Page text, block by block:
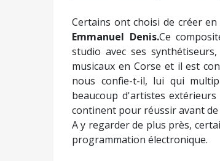
Certains ont choisi de créer
Emmanuel Denis.Ce
studio avec ses
musicaux en Corse et il est
nous confie-t-il, lui qui
beaucoup d'artistes
continent pour réussir avant
A y regarder de plus près,
programmation électronique.